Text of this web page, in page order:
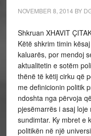
NOVEMBER 8, 2014 BY
Shkruan XHAVIT
Këtë shkrim timin
kaluarës, por mendoj
aktualitetin e sotëm
thënë të këtij cirku që
me definicionin politik
ndoshta nga përvoja
pjesëmarrës i asaj
sundimtar. Ky mbret e
politikën në një